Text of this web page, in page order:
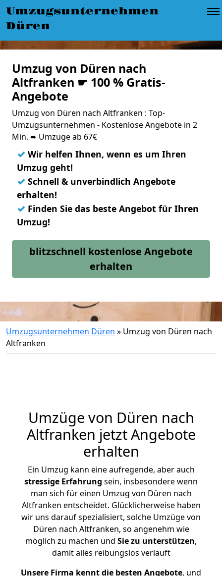
Umzugsunternehmen
Düren
Umzug von Düren nach
Altfranken ☛ 100 % Gratis-
Angebote
Umzug von Düren nach Altfranken : Top-
Umzugsunternehmen - Kostenlose Angebote in 2
Min. ➨ Umzüge ab 67€
✓ Wir helfen Ihnen, wenn es um Ihren
Umzug geht!
✓ Schnell & unverbindlich Angebote
erhalten!
✓ Finden Sie das beste Angebot für Ihren
Umzug!
blitzschnell kostenlose Angebote
erhalten
Umzugsunternehmen Düren » Umzug von Düren nach
Altfranken
Umzüge von Düren nach
Altfranken jetzt Angebote
erhalten
Ein Umzug kann eine aufregende, aber auch
stressige Erfahrung sein, insbesondere wenn
man sich für einen Umzug von Düren nach
Altfranken entscheidet. Glücklicherweise haben
wir uns darauf spezialisiert, solche Umzüge von
Düren nach Altfranken, so angenehm wie
möglich zu machen und Sie zu unterstützen,
damit alles reibungslos verläuft
Unsere Firma kennt die besten Angebote, und